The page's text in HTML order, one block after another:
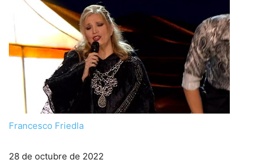
Francesco Friedla
28 de octubre de 2022